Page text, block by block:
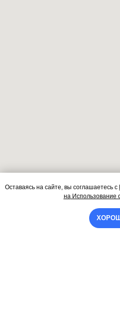
Оставаясь на сайте, вы соглашаетесь с
наИспользование